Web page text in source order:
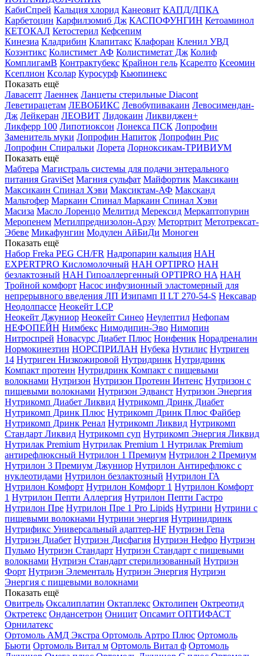
КабиСпрей Кальция хлорид Канеовит КАПД/ДПКА
Карбетоцин Карфилзомиб Дж КАСПОФУНГИН Кетоаминол
КЕТОКАЛ Кетостерил Кефсепим
Кинезиа Кладрибин Клапитакс Клафоран Кленил УВД
Козэнтикс Колистимет АФ Колистиметат Дж Колиф
КомплигамВ Контрактубекс Крайнон гель Ксарелто Ксеомин
Ксеплион Ксолар Куросурф Кьюпинекс
Показать ещё
Лавасепт Лаеннек Ланцеты стерильные Diacont
Леветирацетам ЛЕВОБИКС Левобупивакаин Левосимендан-
Дж Лейкеран ЛЕОВИТ Лидокаин Ликвиджен+
Ликферр 100 Липотиоксон Лонекса ПСК Лопрофин
Заменитель муки Лопрофин Напиток Лопрофин Рис
Лопрофин Спиральки Лорета Лорноксикам-ТРИВИУМ
Показать ещё
Мабтера Магистраль системы для подачи энтерального
питания GraviSet Магния сульфат Майфортик Максикаин
Максикаин Спинал Хэви Максиктам-АФ Максканд
Мальтофер Маркаин Спинал Маркаин Спинал Хэви
Масиза Масло Лоренцо Мелитид Мерексид Меркаптопурин
Меропенем Метилпреднизолон-Арзу Метортрит Метотрексат-
Эбеве Микафунгин Модулен АйБиДи Моноген
Показать ещё
Набор Freka PEG CH/FR Надропарин кальция НАН
EXPERTPRO Кисломолочный НАН OPTIPRO НАН
безлактозный НАН Гипоаллергенный OPTIPRO HA НАН
Тройной комфорт Насос инфузионный эластомерный для
непрерывного введения ЛП Изипамп II LT 270-54-S Нексавар
Неодолпассе Неокейт LCP
Неокейт Джуниор Неокейт Синео Неулептил Нефопам
НЕФОПЕЙН Нимбекс Нимодипин-Эво Нимопин
Нитроспрей Новасурс Диабет Плюс Нонфеник Норадреналин
Нормокинезтин НОРСПРИЛАН Нубека Нутилис Нутриген
14 Нутриген Низкожировой Нутридринк Нутридринк
Компакт протеин Нутридринк Компакт с пищевыми
волокнами Нутризон Нутризон Протеин Интенс Нутризон с
пищевыми волокнами Нутризон Эдванст Нутризон Энергия
Нутрикомп Диабет Ликвид Нутрикомп Дринк Диабет
Нутрикомп Дринк Плюс Нутрикомп Дринк Плюс Файбер
Нутрикомп Дринк Ренал Нутрикомп Ликвид Нутрикомп
Стандарт Ликвид Нутрикомп суп Нутрикомп Энергия Ликвид
Нутрилак Premium Нутрилак Premium 1 Нутрилак Premium
антирефлюксный Нутрилон 1 Премиум Нутрилон 2 Премиум
Нутрилон 3 Премиум Джуниор Нутрилон Антирефлюкс с
нуклеотидами Нутрилон безлактозный Нутрилон ГА
Нутрилон Комфорт Нутрилон Комфорт 1 Нутрилон Комфорт
1 Нутрилон Пепти Аллергия Нутрилон Пепти Гастро
Нутрилон Пре Нутрилон Пре 1 Pro Lipids Нутрини Нутрини с
пищевыми волокнами Нутрини энергия Нутринидринк
Нутрификс Универсальный адаптер-HF Нутриэн Гепа
Нутриэн Диабет Нутриэн Дисфагия Нутриэн Нефро Нутриэн
Пульмо Нутриэн Стандарт Нутриэн Стандарт с пищевыми
волокнами Нутриэн Стандарт стерилизованный Нутриэн
Форт Нутриэн Элементаль Нутриэн Энергия Нутриэн
Энергия с пищевыми волокнами
Показать ещё
Овитрель Оксалиплатин Октаплекс Октолипен Октреотид
Октретекс Ондансетрон Оницит Опсамит ОПТИФАСТ
Орнилатекс
Ортомоль АМД Экстра Ортомоль Артро Плюс Ортомоль
Бьюти Ортомоль Витал м Ортомоль Витал ф Ортомоль